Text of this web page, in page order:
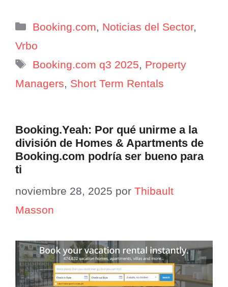
Categorías
Booking.com, Noticias del Sector,
Vrbo
Etiquetas
Booking.com q3 2025, Property
Managers, Short Term Rentals
Booking.Yeah: Por qué unirme a la
división de Homes & Apartments de
Booking.com podría ser bueno para
ti
noviembre 28, 2025 por Thibault
Masson